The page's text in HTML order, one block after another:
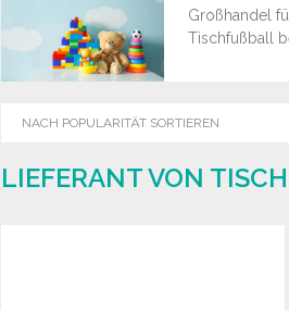
Großhandel
Tischfußball
LIEFERANT VON